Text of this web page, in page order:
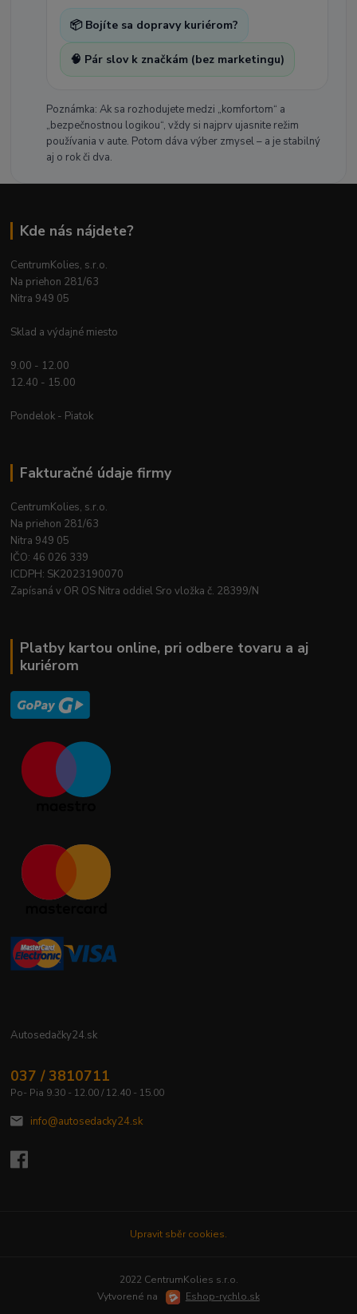
📦 Bojíte sa dopravy kuriérom?
🧠 Pár slov k značkám (bez marketingu)
Poznámka: Ak sa rozhodujete medzi „komfortom“ a
„bezpečnostnou logikou“, vždy si najprv ujasnite režim
používania v aute. Potom dáva výber zmysel – a je stabilný
aj o rok či dva.
Kde nás nájdete?
CentrumKolies, s.r.o.
Na priehon 281/63
Nitra 949 05
Sklad a výdajné miesto
9.00 - 12.00
12.40 - 15.00
Pondelok - Piatok
Fakturačné údaje firmy
CentrumKolies, s.r.o.
Na priehon 281/63
Nitra 949 05
IČO: 46 026 339
ICDPH: SK2023190070
Zapísaná v OR OS Nitra oddiel Sro vložka č. 28399/N
Platby kartou online, pri odbere tovaru a aj
kuriérom
Autosedačky24.sk
037 / 3810711
Po- Pia 9.30 - 12.00 / 12.40 - 15.00
info@autosedacky24.sk
Upravit sběr cookies.
2022 CentrumKolies s.r.o.
Vytvorené na
Eshop-rychlo.sk